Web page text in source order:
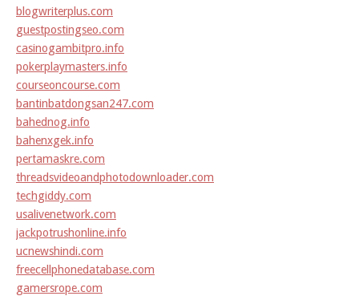
blogwriterplus.com
guestpostingseo.com
casinogambitpro.info
pokerplaymasters.info
courseoncourse.com
bantinbatdongsan247.com
bahednog.info
bahenxgek.info
pertamaskre.com
threadsvideoandphotodownloader.com
techgiddy.com
usalivenetwork.com
jackpotrushonline.info
ucnewshindi.com
freecellphonedatabase.com
gamersrope.com